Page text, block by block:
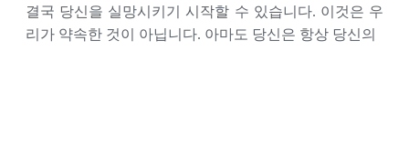
결국 당신을 실망시키기 시작할 수 있습니다. 이것은 우
리가 약속한 것이 아닙니다. 아마도 당신은 항상 당신의